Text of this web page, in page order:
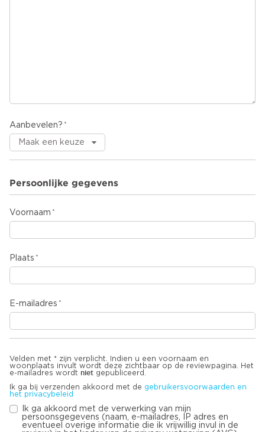
Aanbevelen?
Persoonlijke gegevens
Voornaam
Plaats
E-mailadres
Velden met * zijn verplicht. Indien u een voornaam en
woonplaats invult wordt deze zichtbaar op de reviewpagina. Het
e-mailadres wordt niet gepubliceerd.
Ik ga bij verzenden akkoord met de gebruikersvoorwaarden en
het privacybeleid
Ik ga akkoord met de verwerking van mijn
persoonsgegevens (naam, e-mailadres, IP adres en
eventueel overige informatie die ik vrijwillig invul in de